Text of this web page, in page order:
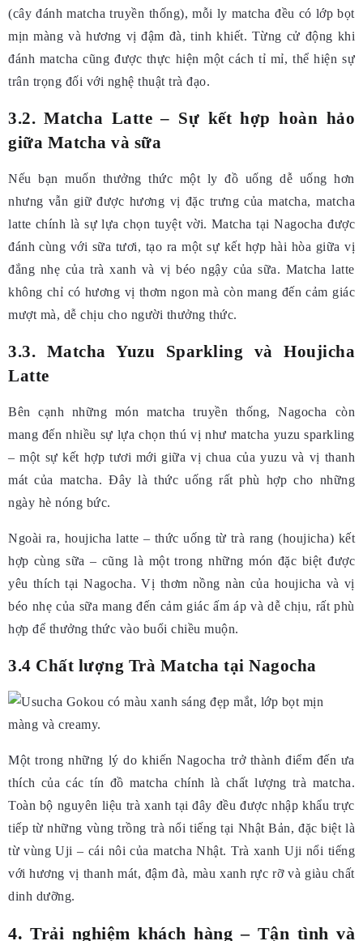
(cây đánh matcha truyền thống), mỗi ly matcha đều có lớp bọt
mịn màng và hương vị đậm đà, tinh khiết. Từng cử động khi
đánh matcha cũng được thực hiện một cách tỉ mỉ, thể hiện sự
trân trọng đối với nghệ thuật trà đạo.
3.2. Matcha Latte – Sự kết hợp hoàn hảo
giữa Matcha và sữa
Nếu bạn muốn thưởng thức một ly đồ uống dễ uống hơn
nhưng vẫn giữ được hương vị đặc trưng của matcha, matcha
latte chính là sự lựa chọn tuyệt vời. Matcha tại Nagocha được
đánh cùng với sữa tươi, tạo ra một sự kết hợp hài hòa giữa vị
đắng nhẹ của trà xanh và vị béo ngậy của sữa. Matcha latte
không chỉ có hương vị thơm ngon mà còn mang đến cảm giác
mượt mà, dễ chịu cho người thưởng thức.
3.3. Matcha Yuzu Sparkling và Houjicha
Latte
Bên cạnh những món matcha truyền thống, Nagocha còn
mang đến nhiều sự lựa chọn thú vị như matcha yuzu sparkling
– một sự kết hợp tươi mới giữa vị chua của yuzu và vị thanh
mát của matcha. Đây là thức uống rất phù hợp cho những
ngày hè nóng bức.
Ngoài ra, houjicha latte – thức uống từ trà rang (houjicha) kết
hợp cùng sữa – cũng là một trong những món đặc biệt được
yêu thích tại Nagocha. Vị thơm nồng nàn của houjicha và vị
béo nhẹ của sữa mang đến cảm giác ấm áp và dễ chịu, rất phù
hợp để thưởng thức vào buổi chiều muộn.
3.4 Chất lượng Trà Matcha tại Nagocha
Một trong những lý do khiến Nagocha trở thành điểm đến ưa
thích của các tín đồ matcha chính là chất lượng trà matcha.
Toàn bộ nguyên liệu trà xanh tại đây đều được nhập khẩu trực
tiếp từ những vùng trồng trà nổi tiếng tại Nhật Bản, đặc biệt là
từ vùng Uji – cái nôi của matcha Nhật. Trà xanh Uji nổi tiếng
với hương vị thanh mát, đậm đà, màu xanh rực rỡ và giàu chất
dinh dưỡng.
4. Trải nghiệm khách hàng – Tận tình và